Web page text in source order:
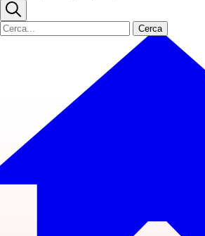
Cerca